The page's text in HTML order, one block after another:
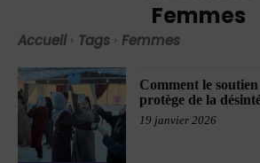
Femmes
Accueil Tags Femmes
Comment le
protège de la
19 janvier 2026